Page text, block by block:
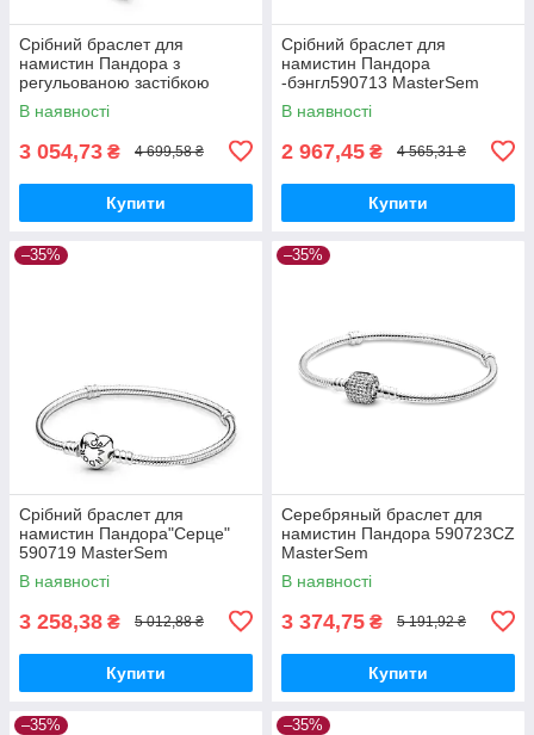
Срібний браслет для
намистин Пандора з
регульованою застібкою
597242CZ MasterSem
В наявності
3 054,73 ₴ 4 699,58 ₴
Купити
Срібний браслет для
намистин Пандора
-бэнгл590713 MasterSem
В наявності
2 967,45 ₴ 4 565,31 ₴
Купити
–35%
Срібний браслет для
намистин Пандора"Серце"
590719 MasterSem
В наявності
3 258,38 ₴ 5 012,88 ₴
Купити
–35%
Серебряный браслет для
намистин Пандора 590723CZ
MasterSem
В наявності
3 374,75 ₴ 5 191,92 ₴
Купити
–35% –35%